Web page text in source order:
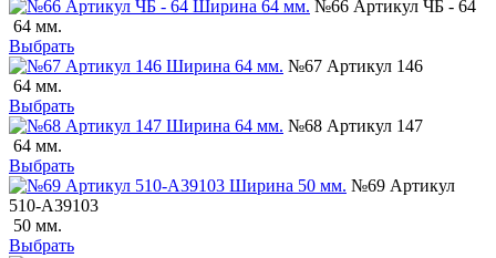
№66 Артикул ЧБ - 64
64 мм.
Выбрать
№67 Артикул 146
64 мм.
Выбрать
№68 Артикул 147
64 мм.
Выбрать
№69 Артикул
510-А39103
50 мм.
Выбрать